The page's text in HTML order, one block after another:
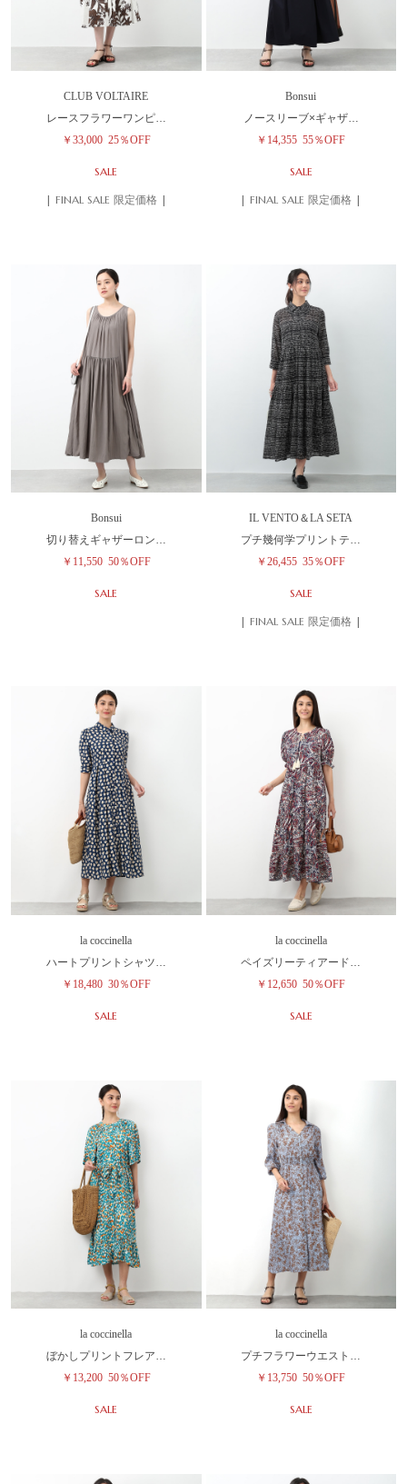
CLUB VOLTAIRE
レースフラワーワンピ…
￥33,000 25％OFF
SALE
| FINAL SALE 限定価格 |
Bonsui
ノースリーブ×ギャザ…
￥14,355 55％OFF
SALE
| FINAL SALE 限定価格 |
Bonsui
切り替えギャザーロン…
￥11,550 50％OFF
SALE
IL VENTO＆LA SETA
プチ幾何学プリントテ…
￥26,455 35％OFF
SALE
| FINAL SALE 限定価格 |
la coccinella
ハートプリントシャツ…
￥18,480 30％OFF
SALE
la coccinella
ペイズリーティアード…
￥12,650 50％OFF
SALE
la coccinella
ぼかしプリントフレア…
￥13,200 50％OFF
SALE
la coccinella
プチフラワーウエスト…
￥13,750 50％OFF
SALE